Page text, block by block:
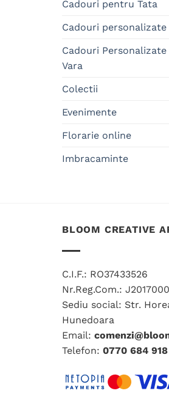
Cadouri pentru Tata
Cadouri personalizate
Cadouri
Vara
Colectii
Evenimente
Florarie online
Imbracaminte
BLOOM CREATIVE
C.I.F.: RO37433526
Nr.Reg.Com.:
Sediu social: Str.
Hunedoara
Email:
Telefon: 0770 684 918